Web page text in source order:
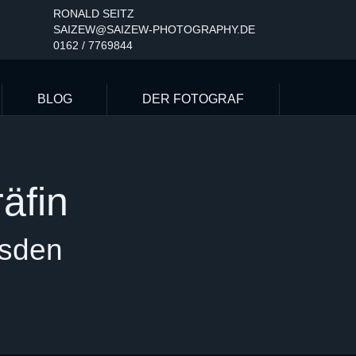
RONALD SEITZ
SAIZEW@SAIZEW-PHOTOGRAPHY.DE
0162 / 7769844
BLOG DER FOTOGRAF